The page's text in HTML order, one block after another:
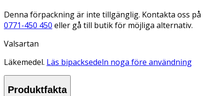
Denna förpackning är inte tillgänglig. Kontakta oss på
0771-450 450 eller gå till butik för möjliga alternativ.
Valsartan
Läkemedel. Läs bipacksedeln noga före användning
Produktfakta